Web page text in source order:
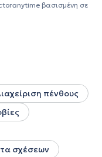
την παροχή
παρεμβάσεις μετά
κ.α.
βασισμένη σε
πένθους
σχέσεων